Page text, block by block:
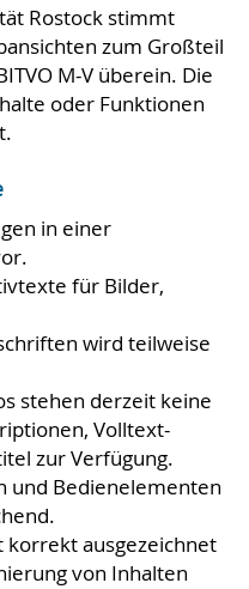
Rostock stimmt
zum Großteil
M-V überein. Die
oder Funktionen
in einer
für Bilder,
wird teilweise
stehen derzeit keine
Volltext-
zur Verfügung.
und Bedienelementen
korrekt ausgezeichnet
von Inhalten